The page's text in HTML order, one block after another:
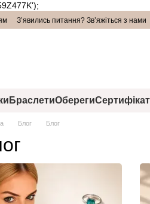
З’явились питання? Зв’яжіться з нами
БраслетиОбереги
Блог Блог